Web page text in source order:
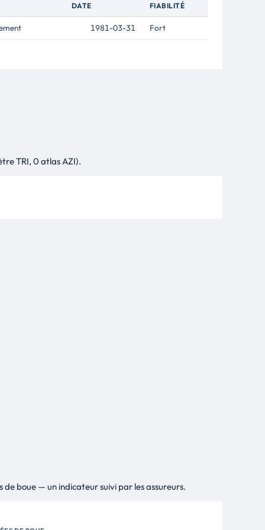
DATE FIABILITÉ
1981-03-31 Fort
TRI, 0 atlas AZI).
boue — un indicateur suivi par les assureurs.